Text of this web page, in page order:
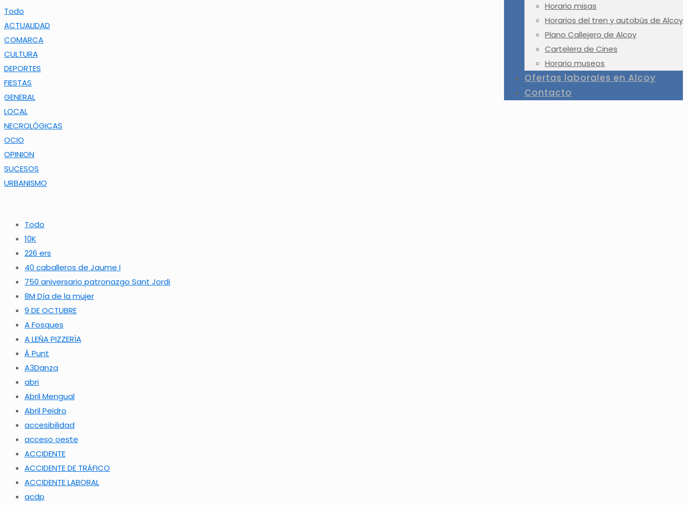
Horario misas
Horarios del tren y autobús de Alcoy
Plano Callejero de Alcoy
Cartelera de Cines
Horario museos
Ofertas laborales en Alcoy
Contacto
Todo
ACTUALIDAD
COMARCA
CULTURA
DEPORTES
FIESTAS
GENERAL
LOCAL
NECROLÓGICAS
OCIO
OPINION
SUCESOS
URBANISMO
Todo
10K
226 ers
40 caballeros de Jaume I
750 aniversario patronazgo Sant Jordi
8M Día de la mujer
9 DE OCTUBRE
A Fosques
A LEÑA PIZZERÍA
À Punt
A3Danza
abri
Abril Mengual
Abril Peidro
accesibilidad
acceso oeste
ACCIDENTE
ACCIDENTE DE TRÁFICO
ACCIDENTE LABORAL
acdp